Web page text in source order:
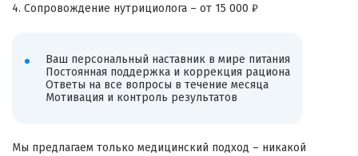
4. Сопровождение нутрициолога – от 15 000 ₽
Ваш персональный наставник в мире питания
Постоянная поддержка и коррекция рациона
Ответы на все вопросы в течение месяца
Мотивация и контроль результатов
Мы предлагаем только медицинский подход – никакой